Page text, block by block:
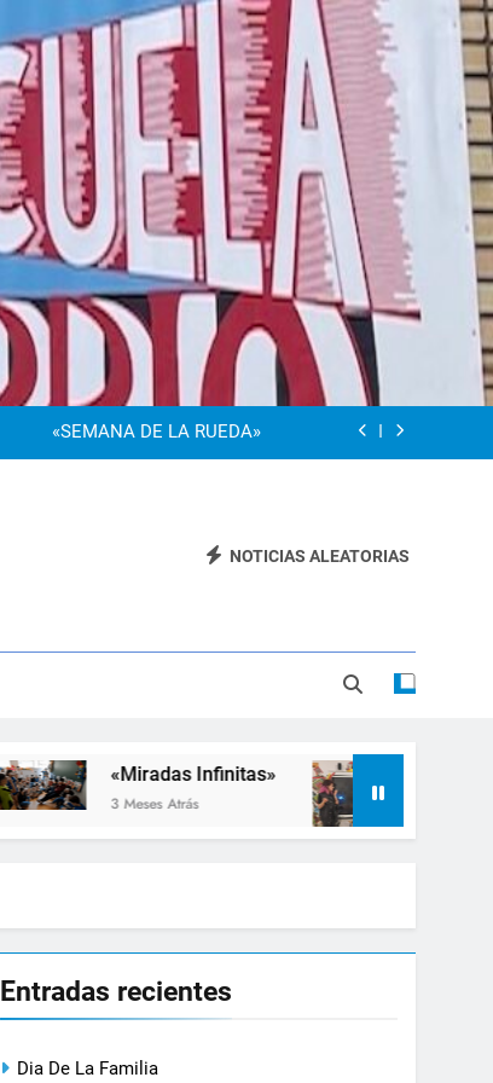
“Visibles Sí”
Dia De La Familia
«SEMANA DE LA RUEDA»
NOTICIAS ALEATORIAS
«Miradas Infinitas»
3 Meses Atrás
Taller de Inclusión
3 Meses Atrás
Entradas recientes
Dia De La Familia